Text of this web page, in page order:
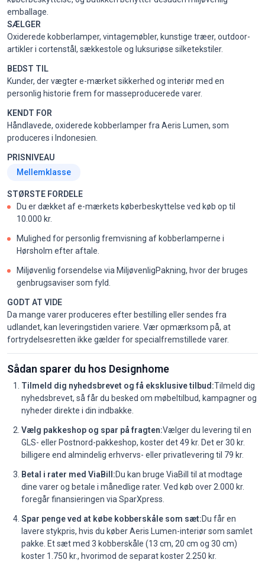
emballage.
SÆLGER
Oxiderede kobberlamper, vintagemøbler, kunstige træer, outdoor-
artikler i cortenstål, sækkestole og luksuriøse silketekstiler.
BEDST TIL
Kunder, der vægter e-mærket sikkerhed og interiør med en
personlig historie frem for masseproducerede varer.
KENDT FOR
Håndlavede, oxiderede kobberlamper fra Aeris Lumen, som
produceres i Indonesien.
PRISNIVEAU
Mellemklasse
STØRSTE FORDELE
Du er dækket af e-mærkets køberbeskyttelse ved køb op til
10.000 kr.
Mulighed for personlig fremvisning af kobberlamperne i
Hørsholm efter aftale.
Miljøvenlig forsendelse via MiljøvenligPakning, hvor der bruges
genbrugsaviser som fyld.
GODT AT VIDE
Da mange varer produceres efter bestilling eller sendes fra
udlandet, kan leveringstiden variere. Vær opmærksom på, at
fortrydelsesretten ikke gælder for specialfremstillede varer.
Sådan sparer du hos Designhome
Tilmeld dig nyhedsbrevet og få eksklusive tilbud:Tilmeld dig
nyhedsbrevet, så får du besked om møbeltilbud, kampagner og
nyheder direkte i din indbakke.
Vælg pakkeshop og spar på fragten:Vælger du levering til en
GLS- eller Postnord-pakkeshop, koster det 49 kr. Det er 30 kr.
billigere end almindelig erhvervs- eller privatlevering til 79 kr.
Betal i rater med ViaBill:Du kan bruge ViaBill til at modtage
dine varer og betale i månedlige rater. Ved køb over 2.000 kr.
foregår finansieringen via SparXpress.
Spar penge ved at købe kobberskåle som sæt:Du får en
lavere stykpris, hvis du køber Aeris Lumen-interiør som samlet
pakke. Et sæt med 3 kobberskåle (13 cm, 20 cm og 30 cm)
koster 1.750 kr., hvorimod de separat koster 2.250 kr.